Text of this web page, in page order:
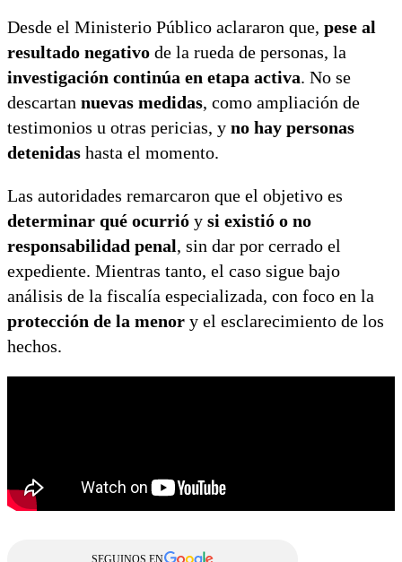
Desde el Ministerio Público aclararon que, pese al
resultado negativo de la rueda de personas, la
investigación continúa en etapa activa. No se
descartan nuevas medidas, como ampliación de
testimonios u otras pericias, y no hay personas
detenidas hasta el momento.
Las autoridades remarcaron que el objetivo es
determinar qué ocurrió y si existió o no
responsabilidad penal, sin dar por cerrado el
expediente. Mientras tanto, el caso sigue bajo
análisis de la fiscalía especializada, con foco en la
protección de la menor y el esclarecimiento de los
hechos.
SEGUINOS EN